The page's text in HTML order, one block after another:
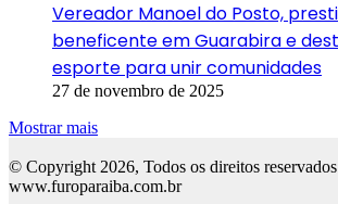
Vereador Manoel do Posto,
beneficente em Guarabira e
esporte para unir comunidades
27 de novembro de 2025
Mostrar mais
© Copyright 2026, Todos os direitos
www.furoparaiba.com.br